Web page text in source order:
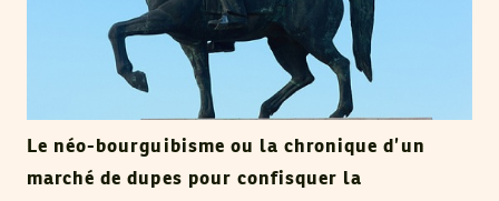
Le néo-bourguibisme ou la chronique d’un
marché de dupes pour confisquer la